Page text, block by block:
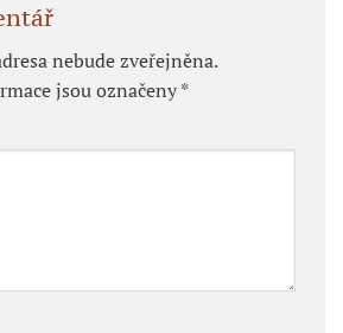
nebude zveřejněna.
jsou označeny*